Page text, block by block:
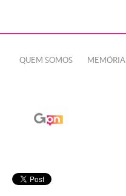
QUEM SOMOS MEMÓRIA